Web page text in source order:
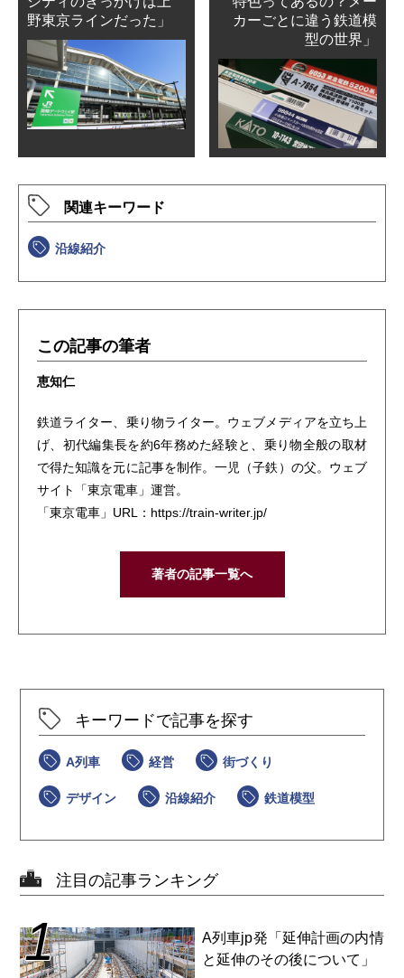
野東京ラインだった」
カーごとに違う鉄道模
型の世界」
関連キーワード
沿線紹介
この記事の筆者
恵知仁
鉄道ライター、乗り物ライター。ウェブメディアを立ち上
げ、初代編集長を約6年務めた経験と、乗り物全般の取材
で得た知識を元に記事を制作。一児（子鉄）の父。ウェブ
サイト「東京電車」運営。
「東京電車」URL：https://train-writer.jp/
著者の記事一覧へ
キーワードで記事を探す
A列車 経営 街づくり
デザイン 沿線紹介 鉄道模型
注目の記事ランキング
1
A列車jp発「延伸計画の内情
と延伸のその後について」